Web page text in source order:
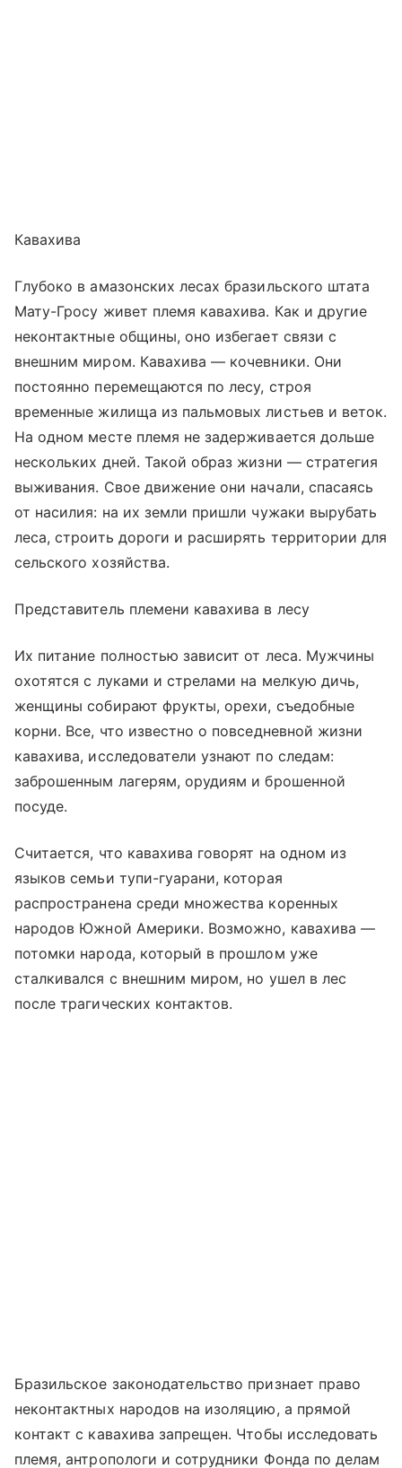
Кавахива
Глубоко в амазонских лесах бразильского штата
Мату-Гросу живет племя кавахива. Как и другие
неконтактные общины, оно избегает связи с
внешним миром. Кавахива — кочевники. Они
постоянно перемещаются по лесу, строя
временные жилища из пальмовых листьев и веток.
На одном месте племя не задерживается дольше
нескольких дней. Такой образ жизни — стратегия
выживания. Свое движение они начали, спасаясь
от насилия: на их земли пришли чужаки вырубать
леса, строить дороги и расширять территории для
сельского хозяйства.
Представитель племени кавахива в лесу
Их питание полностью зависит от леса. Мужчины
охотятся с луками и стрелами на мелкую дичь,
женщины собирают фрукты, орехи, съедобные
корни. Все, что известно о повседневной жизни
кавахива, исследователи узнают по следам:
заброшенным лагерям, орудиям и брошенной
посуде.
Считается, что кавахива говорят на одном из
языков семьи тупи-гуарани, которая
распространена среди множества коренных
народов Южной Америки. Возможно, кавахива —
потомки народа, который в прошлом уже
сталкивался с внешним миром, но ушел в лес
после трагических контактов.
Бразильское законодательство признает право
неконтактных народов на изоляцию, а прямой
контакт с кавахива запрещен. Чтобы исследовать
племя, антропологи и сотрудники Фонда по делам